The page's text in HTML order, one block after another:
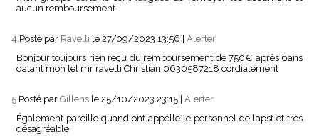
aucun remboursement
4.Posté par Ravelli le 27/09/2023 13:56
Alerter
Bonjour toujours rien reçu du remboursement de 750€ après 6ans
datant mon tel mr ravelli Christian 0630587218 cordialement
5.Posté par Gillens le 25/10/2023 23:15 Alerter
Également pareille quand ont appelle le personnel de lapst et très
désagréable